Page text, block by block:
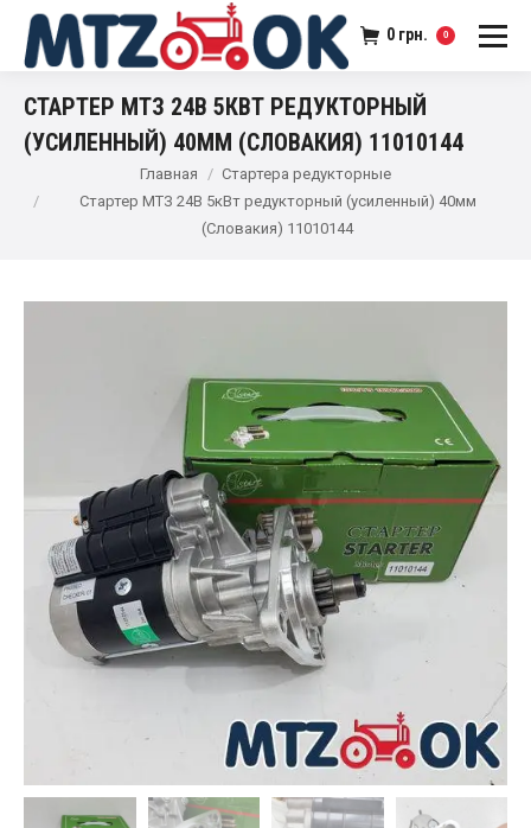
0 грн. 0
СТАРТЕР МТЗ 24В 5КВТ РЕДУКТОРНЫЙ
(УСИЛЕННЫЙ) 40ММ (СЛОВАКИЯ) 11010144
Главная
Стартера редукторные
Стартер МТЗ 24В 5кВт редукторный (усиленный) 40мм
(Словакия) 11010144